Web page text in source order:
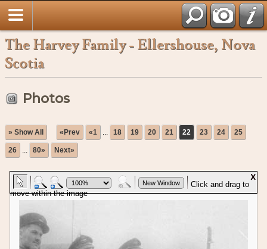
The Harvey Family - Ellershouse, Nova
Scotia
Photos
» Show All «Prev «1 ... 18 19 20 21 22 23 24 25
26 ... 80» Next»